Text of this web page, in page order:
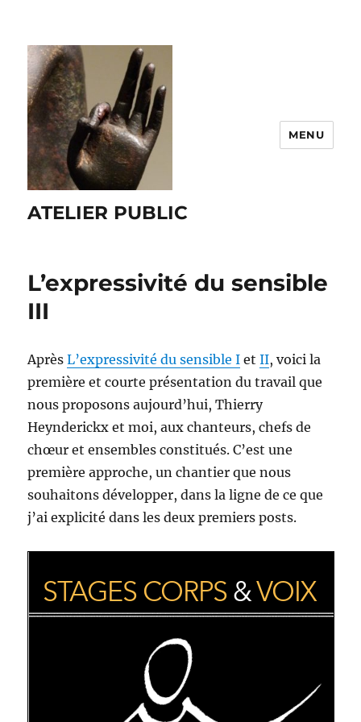
ATELIER PUBLIC
MENU
L’expressivité du sensible
III
AprèsL’expressivité du sensible I etII, voici la
première et courte présentation du travail que
nous proposons aujourd’hui, Thierry
Heynderickx et moi, aux chanteurs, chefs de
chœur et ensembles constitués. C’est une
première approche, un chantier que nous
souhaitons développer, dans la ligne de ce que
j’ai explicité dans les deux premiers posts.